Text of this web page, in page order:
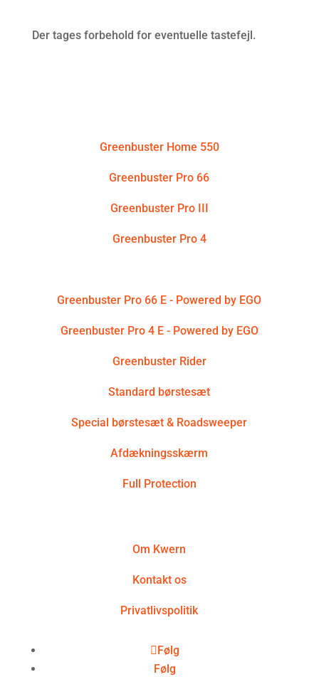
Der tages forbehold for eventuelle tastefejl.
Greenbuster Home 550
Greenbuster Pro 66
Greenbuster Pro III
Greenbuster Pro 4
Greenbuster Pro 66 E - Powered by EGO
Greenbuster Pro 4 E - Powered by EGO
Greenbuster Rider
Standard børstesæt
Special børstesæt & Roadsweeper
Afdækningsskærm
Full Protection
Om Kwern
Kontakt os
Privatlivspolitik
Følg
Følg